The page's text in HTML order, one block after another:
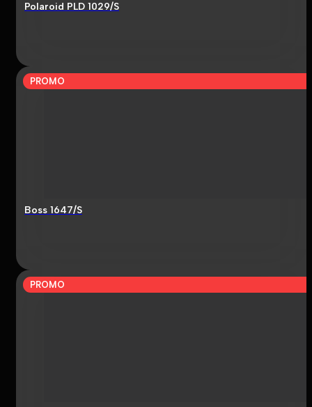
Polaroid PLD 1029/S
PROMO
Boss 1647/S
PROMO